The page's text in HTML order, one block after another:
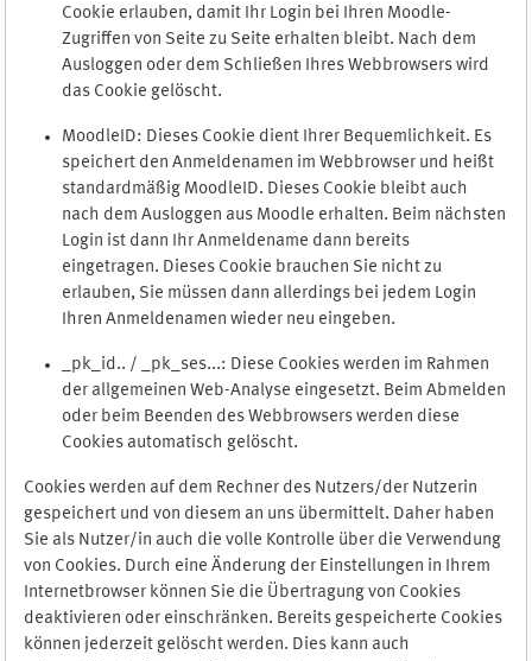
Cookie erlauben, damit Ihr Login bei Ihren Moodle-
Zugriffen von Seite zu Seite erhalten bleibt. Nach dem
Ausloggen oder dem Schließen Ihres Webbrowsers wird
das Cookie gelöscht.
MoodleID: Dieses Cookie dient Ihrer Bequemlichkeit. Es
speichert den Anmeldenamen im Webbrowser und heißt
standardmäßig MoodleID. Dieses Cookie bleibt auch
nach dem Ausloggen aus Moodle erhalten. Beim nächsten
Login ist dann Ihr Anmeldename dann bereits
eingetragen. Dieses Cookie brauchen Sie nicht zu
erlauben, Sie müssen dann allerdings bei jedem Login
Ihren Anmeldenamen wieder neu eingeben.
_pk_id.. / _pk_ses...: Diese Cookies werden im Rahmen
der allgemeinen Web-Analyse eingesetzt. Beim Abmelden
oder beim Beenden des Webbrowsers werden diese
Cookies automatisch gelöscht.
Cookies werden auf dem Rechner des Nutzers/der Nutzerin
gespeichert und von diesem an uns übermittelt. Daher haben
Sie als Nutzer/in auch die volle Kontrolle über die Verwendung
von Cookies. Durch eine Änderung der Einstellungen in Ihrem
Internetbrowser können Sie die Übertragung von Cookies
deaktivieren oder einschränken. Bereits gespeicherte Cookies
können jederzeit gelöscht werden. Dies kann auch